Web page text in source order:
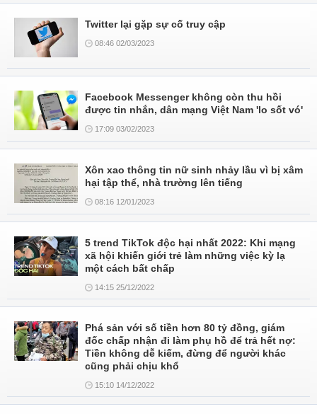
Twitter lại gặp sự cố truy cập
08:46 02/03/2023
Facebook Messenger không còn thu hồi
được tin nhắn, dân mạng Việt Nam 'lo sốt vó'
17:09 03/02/2023
Xôn xao thông tin nữ sinh nhảy lầu vì bị xâm
hại tập thể, nhà trường lên tiếng
08:16 12/01/2023
5 trend TikTok độc hại nhất 2022: Khi mạng
xã hội khiến giới trẻ làm những việc kỳ lạ
một cách bất chấp
14:15 25/12/2022
Phá sản với số tiền hơn 80 tỷ đồng, giám
đốc chấp nhận đi làm phụ hồ để trả hết nợ:
Tiền không dễ kiếm, đừng để người khác
cũng phải chịu khổ
15:10 14/12/2022